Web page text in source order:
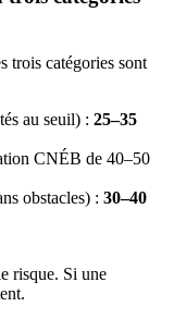
trois catégories sont
au seuil) : 25–35
CNÉB de 40–50
obstacles) : 30–40
risque. Si une